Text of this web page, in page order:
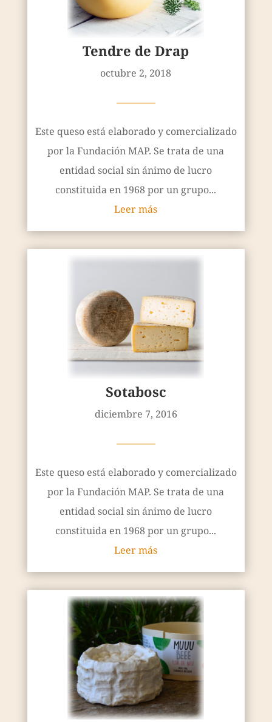
Tendre de Drap
octubre 2, 2018
————
Este queso está elaborado y comercializado
por la Fundación MAP. Se trata de una
entidad social sin ánimo de lucro
constituida en 1968 por un grupo...
Leer más
Sotabosc
diciembre 7, 2016
————
Este queso está elaborado y comercializado
por la Fundación MAP. Se trata de una
entidad social sin ánimo de lucro
constituida en 1968 por un grupo...
Leer más